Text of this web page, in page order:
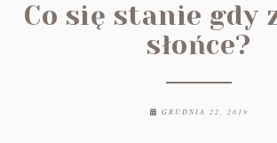
Co się stanie gdy
słońce?
GRUDNIA 22, 2019